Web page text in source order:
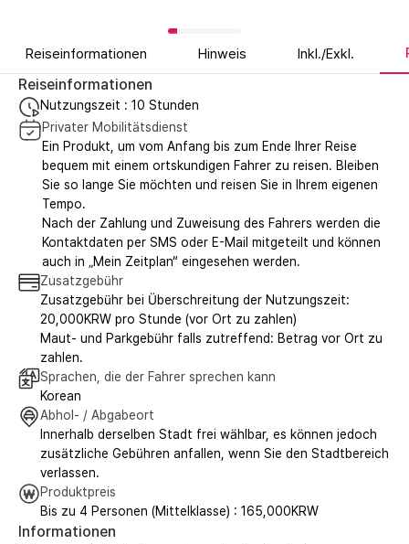
Reiseinformationen Hinweis Inkl./Exkl.
Reiseinformationen
Nutzungszeit : 10 Stunden
Privater Mobilitätsdienst
Ein Produkt, um vom Anfang bis zum Ende Ihrer Reise
bequem mit einem ortskundigen Fahrer zu reisen. Bleiben
Sie so lange Sie möchten und reisen Sie in Ihrem eigenen
Tempo.
Nach der Zahlung und Zuweisung des Fahrers werden die
Kontaktdaten per SMS oder E-Mail mitgeteilt und können
auch in „Mein Zeitplan“ eingesehen werden.
Zusatzgebühr
Zusatzgebühr bei Überschreitung der Nutzungszeit:
20,000KRW pro Stunde (vor Ort zu zahlen)
Maut- und Parkgebühr falls zutreffend: Betrag vor Ort zu
zahlen.
Sprachen, die der Fahrer sprechen kann
Korean
Abhol- / Abgabeort
Innerhalb derselben Stadt frei wählbar, es können jedoch
zusätzliche Gebühren anfallen, wenn Sie den Stadtbereich
verlassen.
Produktpreis
Bis zu 4 Personen (Mittelklasse) : 165,000KRW
Informationen